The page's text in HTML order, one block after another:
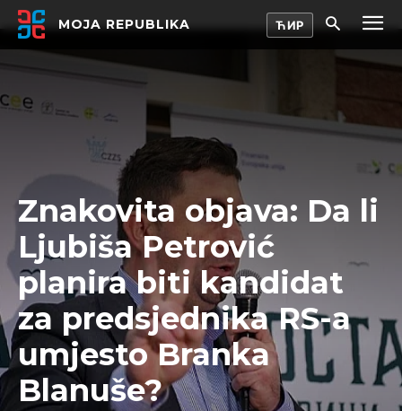
MOJA REPUBLIKA
Znakovita objava: Da li
Ljubiša Petrović
planira biti kandidat
za predsjednika RS-a
umjesto Branka
Blanuše?